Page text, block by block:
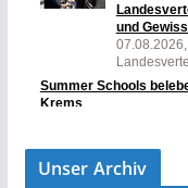
Unser Archiv